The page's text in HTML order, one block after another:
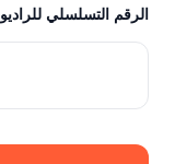
احصل على رمز الراديو
الرقم التسلسلي للراديو